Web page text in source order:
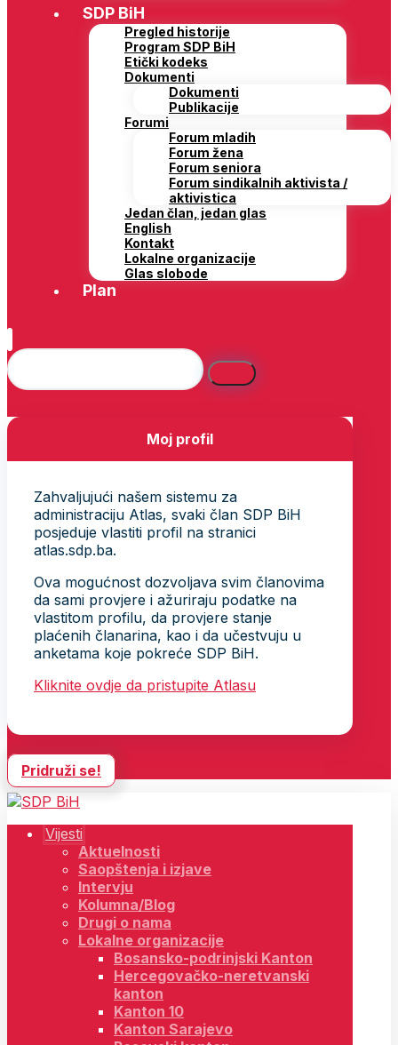
SDP BiH
Pregled historije
Program SDP BiH
Etički kodeks
Dokumenti
Dokumenti
Publikacije
Forumi
Forum mladih
Forum žena
Forum seniora
Forum sindikalnih aktivista /
aktivistica
Jedan član, jedan glas
English
Kontakt
Lokalne organizacije
Glas slobode
Plan
Moj profil
Zahvaljujući našem sistemu za
administraciju Atlas, svaki član SDP BiH
posjeduje vlastiti profil na stranici
atlas.sdp.ba.
Ova mogućnost dozvoljava svim članovima
da sami provjere i ažuriraju podatke na
vlastitom profilu, da provjere stanje
plaćenih članarina, kao i da učestvuju u
anketama koje pokreće SDP BiH.
Kliknite ovdje da pristupite Atlasu
Pridruži se!
Vijesti
Aktuelnosti
Saopštenja i izjave
Intervju
Kolumna/Blog
Drugi o nama
Lokalne organizacije
Bosansko-podrinjski Kanton
Hercegovačko-neretvanski
kanton
Kanton 10
Kanton Sarajevo